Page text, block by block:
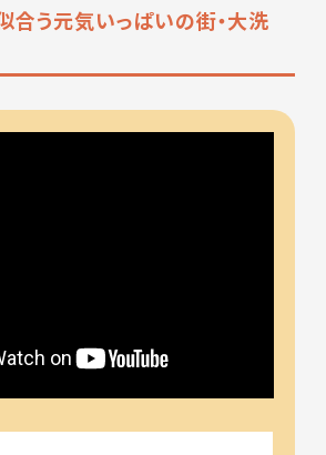
う元気いっぱいの街・大洗